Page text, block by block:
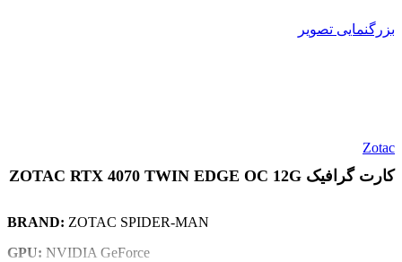
بزرگنمایی تصویر
Zotac
کارت گرافیک ZOTAC RTX 4070 TWIN EDGE OC 12G
BRAND: ZOTAC SPIDER-MAN
GPU: NVIDIA GeForce